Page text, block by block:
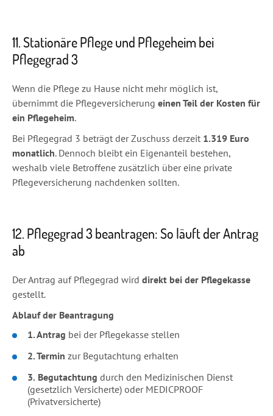
11. Stationäre Pflege und Pflegeheim bei
Pflegegrad 3
Wenn die Pflege zu Hause nicht mehr möglich ist,
übernimmt die Pflegeversicherung einen Teil der Kosten für
ein Pflegeheim.
Bei Pflegegrad 3 beträgt der Zuschuss derzeit 1.319 Euro
monatlich. Dennoch bleibt ein Eigenanteil bestehen,
weshalb viele Betroffene zusätzlich über eine private
Pflegeversicherung nachdenken sollten.
12. Pflegegrad 3 beantragen: So läuft der Antrag
ab
Der Antrag auf Pflegegrad wird direkt bei der Pflegekasse
gestellt.
Ablauf der Beantragung
1. Antrag bei der Pflegekasse stellen
2.Termin zur Begutachtung erhalten
3. Begutachtung durch den Medizinischen Dienst
(gesetzlich Versicherte) oder MEDICPROOF
(Privatversicherte)